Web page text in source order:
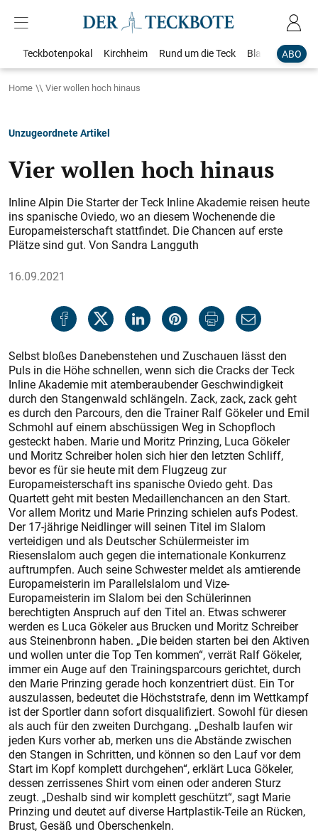
ABO
Teckbotenpokal Kirchheim Rund um die Teck Blaulicht
Home Vier wollen hoch hinaus
Unzugeordnete Artikel
Vier wollen hoch hinaus
Inline Alpin Die Starter der Teck Inline Akademie reisen heute
ins spanische Oviedo, wo an diesem Wochenende die
Europameisterschaft stattfindet. Die Chancen auf erste
Plätze sind gut. Von Sandra Langguth
16.09.2021
Selbst bloßes Danebenstehen und Zuschauen lässt den
Puls in die Höhe schnellen, wenn sich die Cracks der Teck
Inline Akademie mit atemberaubender Geschwindigkeit
durch den Stangenwald schlängeln. Zack, zack, zack geht
es durch den Parcours, den die Trainer Ralf Gökeler und Emil
Schmohl auf einem abschüssigen Weg in Schopfloch
gesteckt haben. Marie und Moritz Prinzing, Luca Gökeler
und Moritz Schreiber holen sich hier den letzten Schliff,
bevor es für sie heute mit dem Flugzeug zur
Europameisterschaft ins spanische Oviedo geht. Das
Quartett geht mit besten Medaillenchancen an den Start.
Vor allem Moritz und Marie Prinzing schielen aufs Podest.
Der 17-jährige Neidlinger will seinen Titel im Slalom
verteidigen und als Deutscher Schülermeister im
Riesenslalom auch gegen die internationale Konkurrenz
auftrumpfen. Auch seine Schwester meldet als amtierende
Europameisterin im Parallelslalom und Vize-
Europameisterin im Slalom bei den Schülerinnen
berechtigten Anspruch auf den Titel an. Etwas schwerer
werden es Luca Gökeler aus Brucken und Moritz Schreiber
aus Steinenbronn haben. „Die beiden starten bei den Aktiven
und wollen unter die Top Ten kommen“, verrät Ralf Gökeler,
immer ein Auge auf den Trainingsparcours gerichtet, durch
den Marie Prinzing gerade hoch konzentriert düst. Ein Tor
auszulassen, bedeutet die Höchststrafe, denn im Wettkampf
ist der Sportler dann sofort disqualifiziert. Sowohl für diesen
als auch für den zweiten Durchgang. „Deshalb laufen wir
jeden Kurs vorher ab, merken uns die Abstände zwischen
den Stangen in Schritten, und können so den Lauf vor dem
Start im Kopf komplett durchgehen“, erklärt Luca Gökeler,
dessen zerrissenes Shirt vom einen oder anderen Sturz
zeugt. „Deshalb sind wir komplett geschützt“, sagt Marie
Prinzing und deutet auf diverse Hartplastik-Teile an Rücken,
Brust, Gesäß und Oberschenkeln.